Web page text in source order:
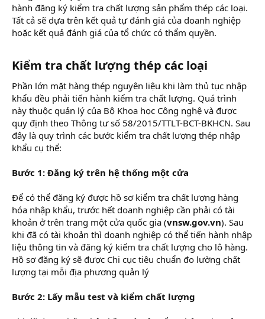
hành đăng ký kiểm tra chất lượng sản phẩm thép các loại.
Tất cả sẽ dựa trên kết quả tự đánh giá của doanh nghiệp
hoặc kết quả đánh giá của tổ chức có thẩm quyền.
Kiểm tra chất lượng thép các loại
Phần lớn mặt hàng thép nguyên liệu khi làm thủ tục nhập
khẩu đều phải tiến hành kiểm tra chất lượng. Quá trình
này thuộc quản lý của Bộ Khoa học Công nghệ và được
quy định theo Thông tư số 58/2015/TTLT-BCT-BKHCN. Sau
đây là quy trình các bước kiểm tra chất lượng thép nhập
khẩu cụ thể:
Bước 1: Đăng ký trên hệ thống một cửa
Để có thể đăng ký được hồ sơ kiểm tra chất lượng hàng
hóa nhập khẩu, trước hết doanh nghiệp cần phải có tài
khoản ở trên trang một cửa quốc gia (vnsw.gov.vn). Sau
khi đã có tài khoản thì doanh nghiệp có thể tiến hành nhập
liệu thông tin và đăng ký kiểm tra chất lượng cho lô hàng.
Hồ sơ đăng ký sẽ được Chi cục tiêu chuẩn đo lường chất
lượng tại mỗi địa phương quản lý
Bước 2: Lấy mẫu test và kiểm chất lượng